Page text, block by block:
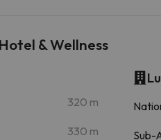
& Wellness
320 m
330 m Sub-